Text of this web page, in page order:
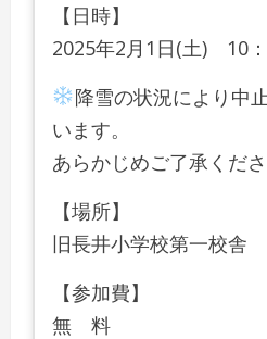
【日時】
2025年2月1日(土) 10
降雪の状況により中
います。
あらかじめご了承くださ
【場所】
旧長井小学校第一校舎
【参加費】
無 料